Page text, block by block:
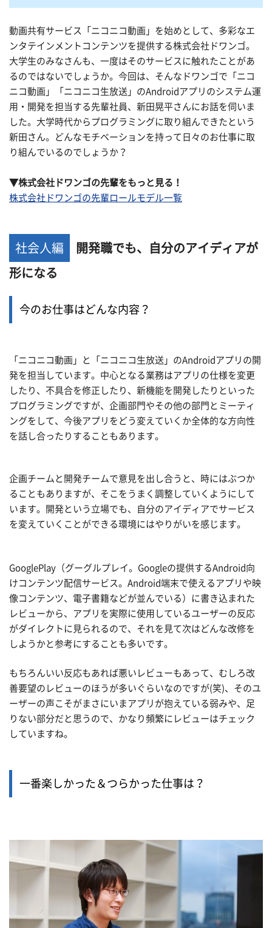
動画共有サービス「ニコニコ動画」を始めとして、多彩なエ
ンタテインメントコンテンツを提供する株式会社ドワンゴ。
大学生のみなさんも、一度はそのサービスに触れたことがあ
るのではないでしょうか。今回は、そんなドワンゴで「ニコ
ニコ動画」「ニコニコ生放送」のAndroidアプリのシステム運
用・開発を担当する先輩社員、新田晃平さんにお話を伺いま
した。大学時代からプログラミングに取り組んできたという
新田さん。どんなモチベーションを持って日々のお仕事に取
り組んでいるのでしょうか？
▼株式会社ドワンゴの先輩をもっと見る！
株式会社ドワンゴの先輩ロールモデル一覧
社会人編 開発職でも、自分のアイディアが
形になる
今のお仕事はどんな内容？
「ニコニコ動画」と「ニコニコ生放送」のAndroidアプリの開
発を担当しています。中心となる業務はアプリの仕様を変更
したり、不具合を修正したり、新機能を開発したりといった
プログラミングですが、企画部門やその他の部門とミーティ
ングをして、今後アプリをどう変えていくか全体的な方向性
を話し合ったりすることもあります。
企画チームと開発チームで意見を出し合うと、時にはぶつか
ることもありますが、そこをうまく調整していくようにして
います。開発という立場でも、自分のアイディアでサービス
を変えていくことができる環境にはやりがいを感じます。
GooglePlay（グーグルプレイ。Googleの提供するAndroid向
けコンテンツ配信サービス。Android端末で使えるアプリや映
像コンテンツ、電子書籍などが並んでいる）に書き込まれた
レビューから、アプリを実際に使用しているユーザーの反応
がダイレクトに見られるので、それを見て次はどんな改修を
しようかと参考にすることも多いです。
もちろんいい反応もあれば悪いレビューもあって、むしろ改
善要望のレビューのほうが多いぐらいなのですが(笑)、そのユ
ーザーの声こそがまさにいまアプリが抱えている弱みや、足
りない部分だと思うので、かなり頻繁にレビューはチェック
していますね。
一番楽しかった＆つらかった仕事は？